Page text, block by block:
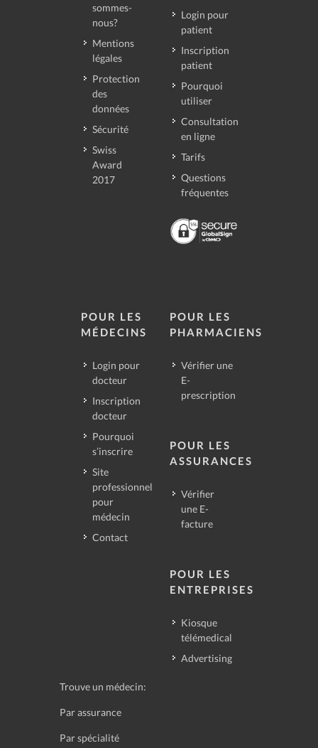
sommes-
nous?
Mentions
légales
Protection
des
données
Sécurité
Swiss
Award
2017
Login pour
patient
Inscription
patient
Pourquoi
utiliser
Consultation
en ligne
Tarifs
Questions
fréquentes
POUR LES
MÉDECINS
Login pour
docteur
Inscription
docteur
Pourquoi
s’inscrire
Site
professionnel
pour
médecin
Contact
POUR LES
PHARMACIENS
Vérifier une
E-
prescription
POUR LES
ASSURANCES
Vérifier
une E-
facture
POUR LES
ENTREPRISES
Kiosque
télémedical
Advertising
Trouve un médecin:
Par assurance
Par spécialité